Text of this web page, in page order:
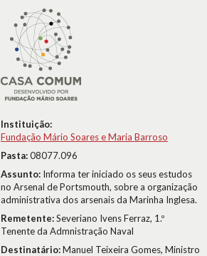
Instituição:
Fundação Mário Soares e Maria Barroso
Pasta:08077.096
Assunto: Informa ter iniciado os seus estudos
no Arsenal de Portsmouth, sobre a organização
administrativa dos arsenais da Marinha Inglesa.
Remetente:Severiano Ivens Ferraz, 1.º
Tenente da Admnistração Naval
Destinatário:Manuel Teixeira Gomes, Ministro